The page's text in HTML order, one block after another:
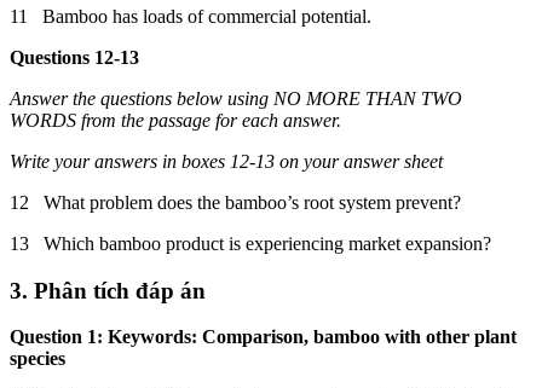
11 Bamboo has loads of commercial potential.
Questions 12-13
Answer the questions below using NO MORE THAN TWO
WORDS from the passage for each answer.
Write your answers in boxes 12-13 on your answer sheet
12 What problem does the bamboo’s root system prevent?
13 Which bamboo product is experiencing market expansion?
3. Phân tích đáp án
Question 1: Keywords: Comparison, bamboo with other plant
species